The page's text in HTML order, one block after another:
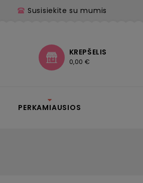
Susisiekite su mumis
KREPŠELIS
0,00 €
PERKAMIAUSIOS